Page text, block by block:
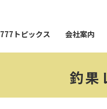
777トピックス 会社案内
釣果